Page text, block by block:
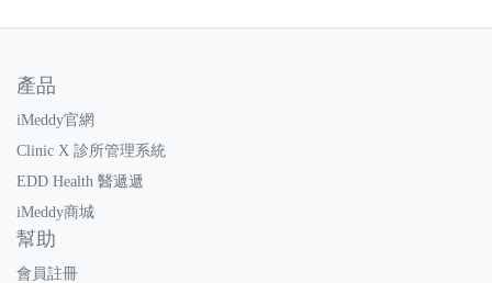
產品
iMeddy官網
Clinic X 診所管理系統
EDD Health 醫遞遞
iMeddy商城
幫助
會員註冊